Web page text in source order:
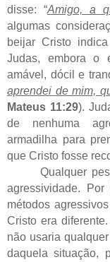
disse: “Amigo, a
algumas
beijar Cristo
Judas, embora o
amável, dócil e
aprendei de mim,
Mateus 11:29).
de nenhuma
armadilha para
que Cristo fosse
Qualquer
agressividade.
métodos
Cristo era
não usaria
daquela situação,